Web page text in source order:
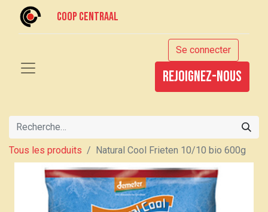
Coop centraal
Se connecter
rejoignez-nous
Tous les produits Natural Cool Frieten 10/10 bio 600g